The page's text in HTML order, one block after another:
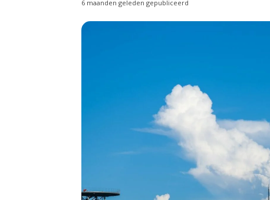
6 maanden geleden gepubliceerd